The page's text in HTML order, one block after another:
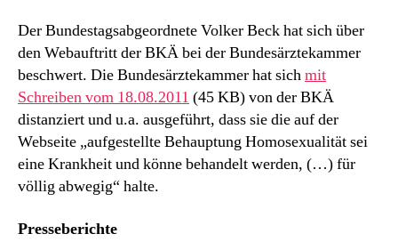
Der Bundestagsabgeordnete Volker Beck hat sich über
den Webauftritt der BKÄ bei der Bundesärztekammer
beschwert. Die Bundesärztekammer hat sichmit
Schreiben vom 18.08.2011 (45 KB) von der BKÄ
distanziert und u.a. ausgeführt, dass sie die auf der
Webseite „aufgestellte Behauptung Homosexualität sei
eine Krankheit und könne behandelt werden, (…) für
völlig abwegig“ halte.
Presseberichte